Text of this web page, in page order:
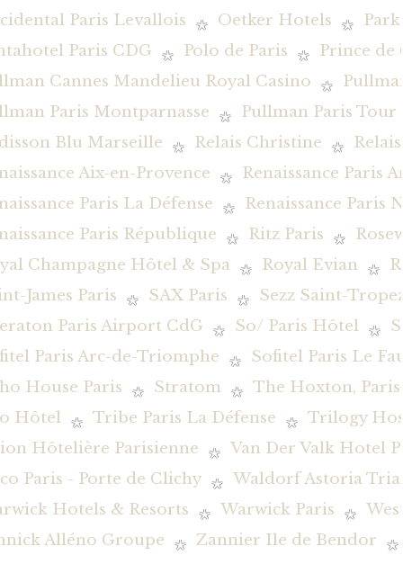
Paris Levallois Oetker Hotels
Paris CDG
Polo de Paris
Prince de
Cannes Mandelieu Royal Casino
Paris Montparnasse
Pullman Paris Tour
Blu Marseille
Relais Christine
Aix-en-Provence
Renaissance Paris
Paris La Défense
Renaissance Paris
Paris République
Ritz Paris
Champagne Hôtel & Spa
Royal Evian
James Paris
SAX Paris
Sezz Saint-
Paris Airport CdG
So/ Paris Hôtel
Paris Arc-de-Triomphe
Sofitel Paris Le
House Paris
Stratom
The Hoxton, Paris
Hôtel
Tribe Paris La Défense
Trilogy
Hôtelière Parisienne
Van Der Valk Hotel
Paris - Porte de Clichy
Waldorf Astoria
Hotels & Resorts
Warwick Paris
Alléno Groupe
Zannier Ile de Bendor